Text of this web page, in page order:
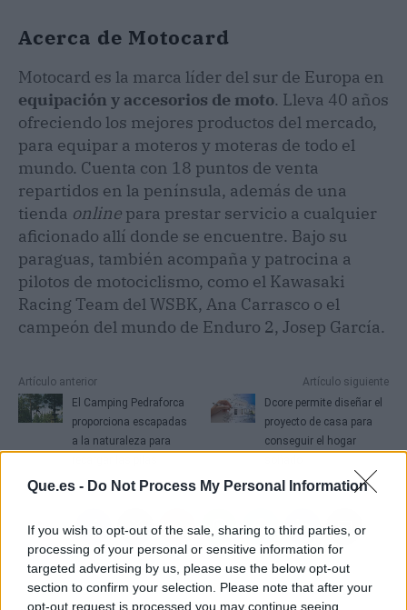
Que.es - Do Not Process My Personal Information
If you wish to opt-out of the sale, sharing to third parties, or
processing of your personal or sensitive information for
targeted advertising by us, please use the below opt-out
section to confirm your selection. Please note that after your
opt-out request is processed you may continue seeing
Acerca de Motocard
Motocard es la marca líder del sur de Europa en
equipación y accesorios de moto. Lleva 40 años
ofreciendo los mejores productos del mercado,
para equipar a moteros y moteras de todo el
mundo. Cuenta con 18 puntos de venta
repartidos en la península, además de una
tienda online para prestar servicio a cualquier
aficionado allí donde se encuentre. Bajo su
paraguas, también acompaña y patrocina a
pilotos de motociclismo, como el Kawasaki
Racing Team del WSBK, Ana Carrasco o el
campeón del mundo de Enduro 2, Josep García.
Artículo anterior
El Camping Pedraforca
proporciona escapadas
a la naturaleza para
Artículo siguiente
Dcore permite diseñar el
proyecto de casa para
conseguir el hogar